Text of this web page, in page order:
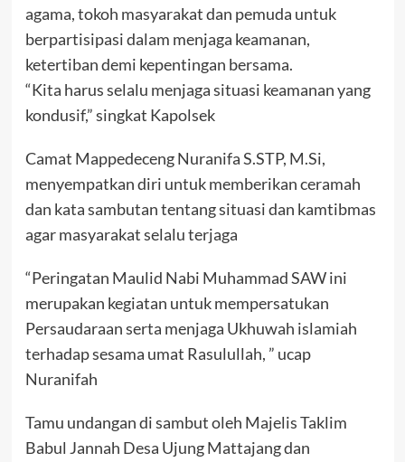
agama, tokoh masyarakat dan pemuda untuk
berpartisipasi dalam menjaga keamanan,
ketertiban demi kepentingan bersama.
“Kita harus selalu menjaga situasi keamanan yang
kondusif,” singkat Kapolsek
Camat Mappedeceng Nuranifa S.STP, M.Si,
menyempatkan diri untuk memberikan ceramah
dan kata sambutan tentang situasi dan kamtibmas
agar masyarakat selalu terjaga
“Peringatan Maulid Nabi Muhammad SAW ini
merupakan kegiatan untuk mempersatukan
Persaudaraan serta menjaga Ukhuwah islamiah
terhadap sesama umat Rasulullah, ” ucap
Nuranifah
Tamu undangan di sambut oleh Majelis Taklim
Babul Jannah Desa Ujung Mattajang dan